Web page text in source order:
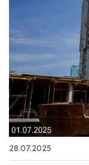
28.07.2025